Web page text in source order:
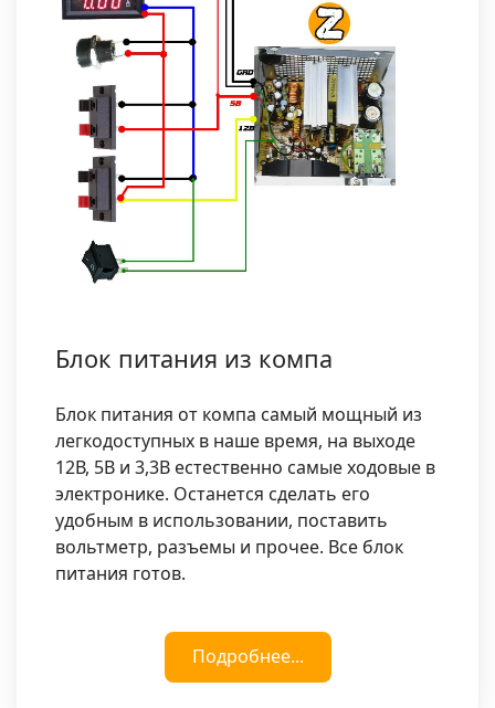
Блок питания из компа
Блок питания от компа самый мощный из
легкодоступных в наше время, на выходе
12В, 5В и 3,3В естественно самые ходовые в
электронике. Останется сделать его
удобным в использовании, поставить
вольтметр, разъемы и прочее. Все блок
питания готов.
Подробнее...